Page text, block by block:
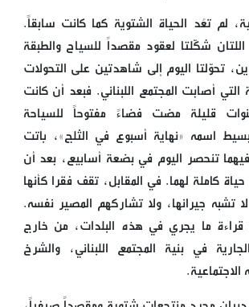
لم تعُد الحياة الشتوية كما كانت سابقاً.
اللتان شكّلتا لعقود مقصداً للسياح والطبقة
تحوّلتا اليوم إلى شاهدتين على التحولات
التي أصابت المجتمع اللبناني. فبعد أن كانت
قليلة مضت فضاءً مفتوحاً للسياحة
بسيط اسمه «نهاية أسبوع في الثلج»، باتت
تنحصر اليوم في بضعة أسابيع، بعد أن
كاملة لهما. في المقابل، تقف فقرا كأنها
تشبه جيرانها، ولا تشاركهم المصير نفسه.
ما يجري في هذه البلدات، من خارج
في بنية المجتمع اللبناني، والشرخ
الاجتماعية.